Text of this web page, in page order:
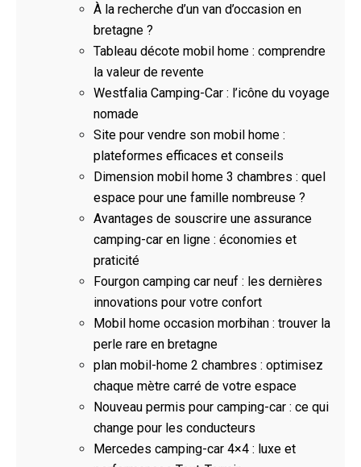
À la recherche d’un van d’occasion en
bretagne ?
Tableau décote mobil home : comprendre
la valeur de revente
Westfalia Camping-Car : l’icône du voyage
nomade
Site pour vendre son mobil home :
plateformes efficaces et conseils
Dimension mobil home 3 chambres : quel
espace pour une famille nombreuse ?
Avantages de souscrire une assurance
camping-car en ligne : économies et
praticité
Fourgon camping car neuf : les dernières
innovations pour votre confort
Mobil home occasion morbihan : trouver la
perle rare en bretagne
plan mobil-home 2 chambres : optimisez
chaque mètre carré de votre espace
Nouveau permis pour camping-car : ce qui
change pour les conducteurs
Mercedes camping-car 4×4 : luxe et